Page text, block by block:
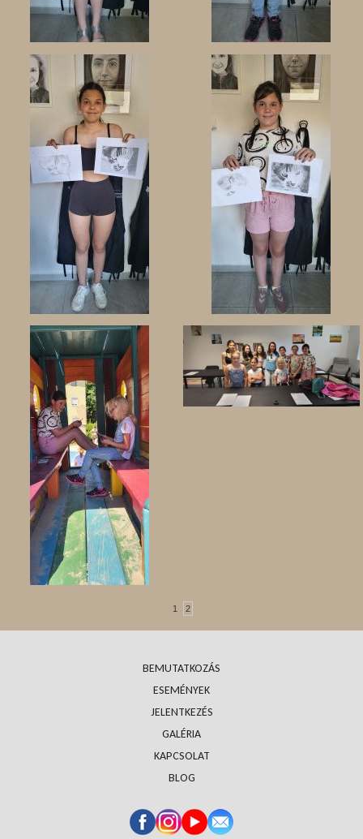
1 2
BEMUTATKOZÁS
ESEMÉNYEK
JELENTKEZÉS
GALÉRIA
KAPCSOLAT
BLOG